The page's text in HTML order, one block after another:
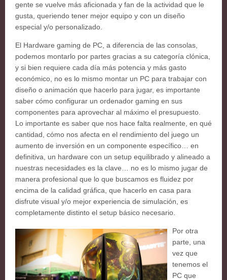
gente se vuelve más aficionada y fan de la actividad que le
gusta, queriendo tener mejor equipo y con un diseño
especial y/o personalizado.
El Hardware gaming de PC, a diferencia de las consolas,
podemos montarlo por partes gracias a su categoría clónica,
y si bien requiere cada día más potencia y más gasto
económico, no es lo mismo montar un PC para trabajar con
diseño o animación que hacerlo para jugar, es importante
saber cómo configurar un ordenador gaming en sus
componentes para aprovechar al máximo el presupuesto.
Lo importante es saber que nos hace falta realmente, en qué
cantidad, cómo nos afecta en el rendimiento del juego un
aumento de inversión en un componente específico… en
definitiva, un hardware con un setup equilibrado y alineado a
nuestras necesidades es la clave… no es lo mismo jugar de
manera profesional que lo que buscamos es fluidez por
encima de la calidad gráfica, que hacerlo en casa para
disfrute visual y/o mejor experiencia de simulación, es
completamente distinto el setup básico necesario.
Por otra
parte, una
vez que
tenemos el
PC que